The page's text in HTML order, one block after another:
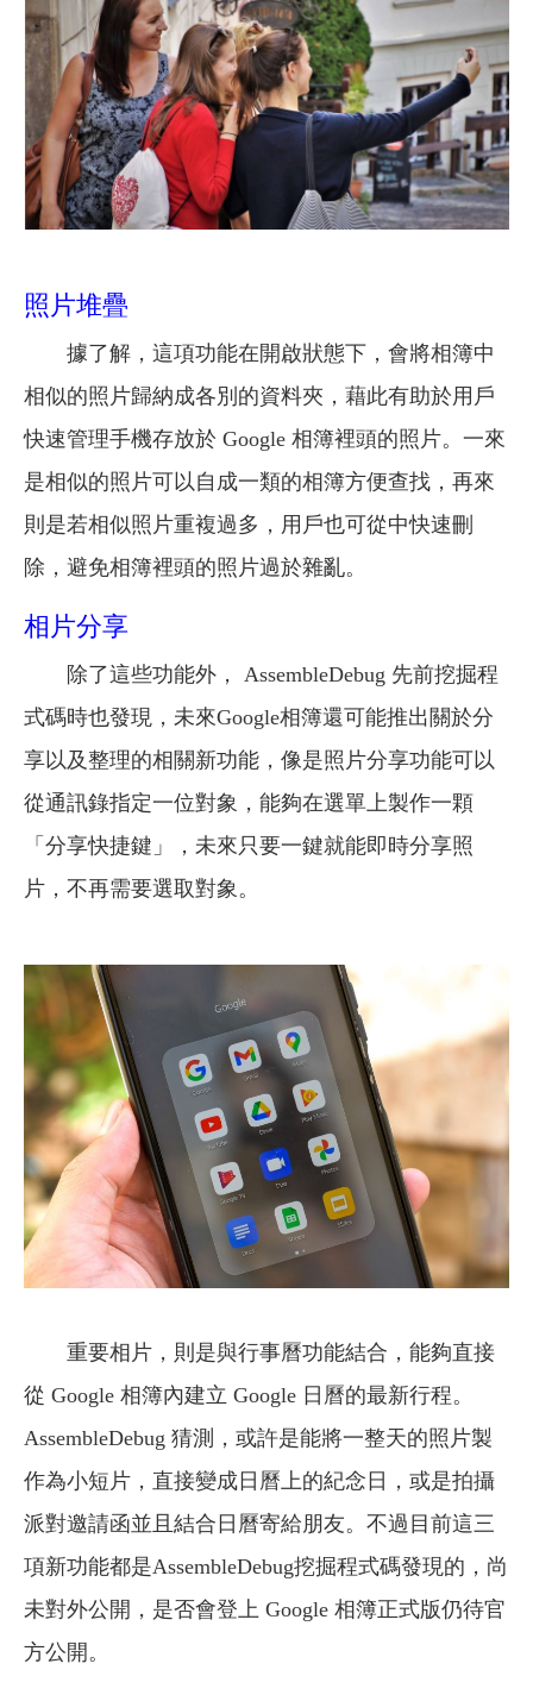
照片堆疊
據了解，這項功能在開啟狀態下，會將相簿中
相似的照片歸納成各別的資料夾，藉此有助於用戶
快速管理手機存放於 Google 相簿裡頭的照片。一來
是相似的照片可以自成一類的相簿方便查找，再來
則是若相似照片重複過多，用戶也可從中快速刪
除，避免相簿裡頭的照片過於雜亂。
相片分享
除了這些功能外， AssembleDebug 先前挖掘程
式碼時也發現，未來Google相簿還可能推出關於分
享以及整理的相關新功能，像是照片分享功能可以
從通訊錄指定一位對象，能夠在選單上製作一顆
「分享快捷鍵」，未來只要一鍵就能即時分享照
片，不再需要選取對象。
重要相片，則是與行事曆功能結合，能夠直接
從 Google 相簿內建立 Google 日曆的最新行程。
AssembleDebug 猜測，或許是能將一整天的照片製
作為小短片，直接變成日曆上的紀念日，或是拍攝
派對邀請函並且結合日曆寄給朋友。不過目前這三
項新功能都是AssembleDebug挖掘程式碼發現的，尚
未對外公開，是否會登上 Google 相簿正式版仍待官
方公開。